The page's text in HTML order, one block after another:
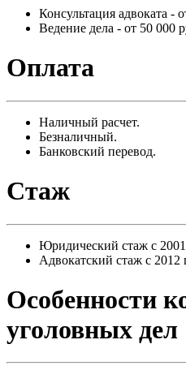
Консультация адвоката -
Ведение дела - от 50 000
Оплата
Наличный расчет.
Безналичный.
Банковский перевод.
Стаж
Юридический стаж с
Адвокатский стаж с 2012
Особенности
уголовных дел